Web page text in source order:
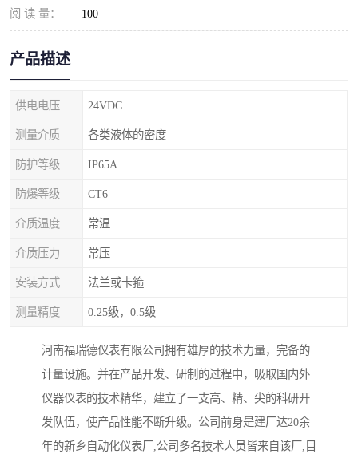
阅 读 量： 100
产品描述
供电电压 24VDC
测量介质 各类液体的密度
防护等级 IP65A
防爆等级 CT6
介质温度 常温
介质压力 常压
安装方式 法兰或卡箍
测量精度 0.25级，0.5级
河南福瑞德仪表有限公司拥有雄厚的技术力量，完备的
计量设施。并在产品开发、研制的过程中，吸取国内外
仪器仪表的技术精华，建立了一支高、精、尖的科研开
发队伍，使产品性能不断升级。公司前身是建厂达20余
年的新乡自动化仪表厂,公司多名技术人员皆来自该厂,目